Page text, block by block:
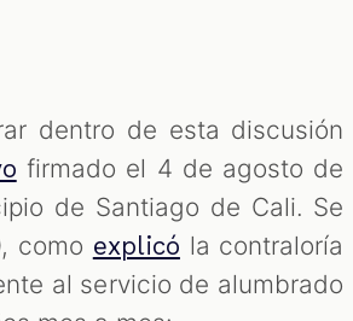
dentro de esta discusión
firmado el 4 de agosto de
de Santiago de Cali. Se
como explicó la contraloría
al servicio de alumbrado